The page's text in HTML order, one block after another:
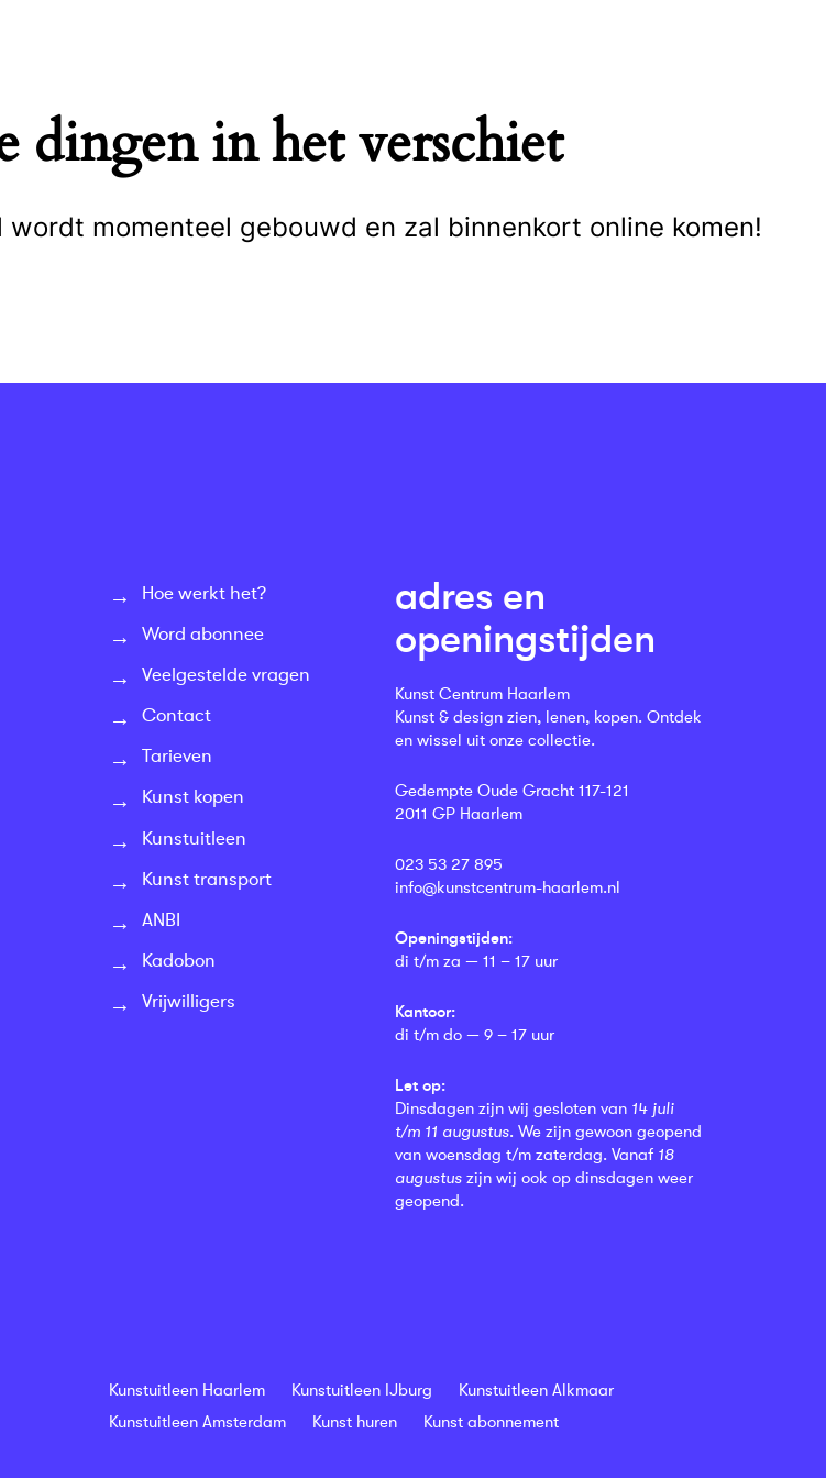
dingen in het verschiet
momenteel gebouwd en zal binnenkort online komen!
Hoe werkt het?
Word abonnee
Veelgestelde vragen
Contact
Tarieven
Kunst kopen
Kunstuitleen
Kunst transport
ANBI
Kadobon
Vrijwilligers
adres en
openingstijden
Kunst Centrum Haarlem
Kunst & design zien, lenen, kopen. Ontdek
en wissel uit onze collectie.
Gedempte Oude Gracht 117-121
2011 GP Haarlem
023 53 27 895
info@kunstcentrum-haarlem.nl
Openingstijden:
di t/m za — 11 – 17 uur
Kantoor:
di t/m do — 9 – 17 uur
Let op:
Dinsdagen zijn wij gesloten van 14 juli
t/m 11 augustus. We zijn gewoon geopend
van woensdag t/m zaterdag. Vanaf 18
augustus zijn wij ook op dinsdagen weer
geopend.
Kunstuitleen Haarlem Kunstuitleen IJburg
Kunstuitleen Alkmaar
Kunstuitleen Amsterdam
Kunst huren Kunst abonnement